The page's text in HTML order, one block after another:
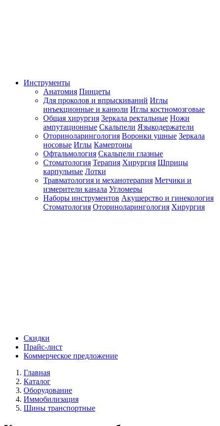
Инструменты
Анатомия Пинцеты
Для проколов и впрыскиваний Иглы
инъекционные и канюли Иглы костномозговые
Общая хирургия Зеркала ректальные Ножи
ампутационные Скальпели Языкодержатели
Оториноларингология Воронки ушные Зеркала
носовые Иглы Камертоны
Офтальмология Скальпели глазные
Стоматология Терапия Хирургия Шприцы
карпульные Лотки
Травматология и механотерапия Метчики и
измерители канала Угломеры
Наборы инструментов Акушерство и гинекология
Стоматология Оториноларингология Хирургия
Скидки
Прайс-лист
Коммерческое предложение
Главная
Каталог
Оборудование
Иммобилизация
Шины транспортные